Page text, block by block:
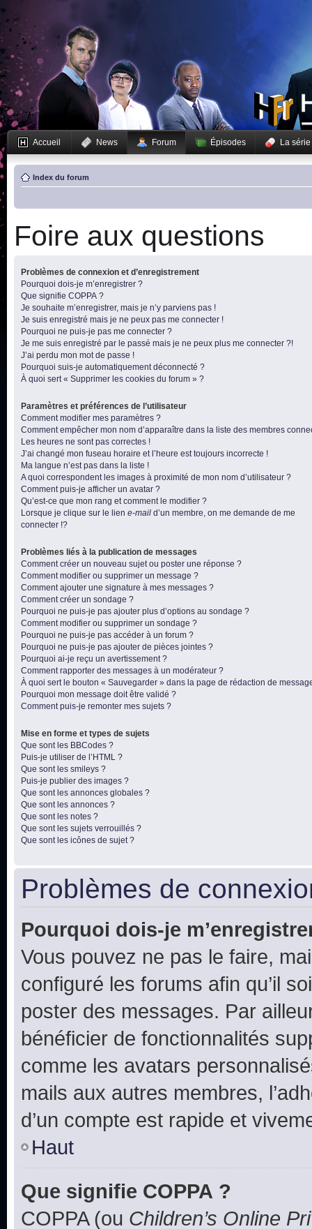
Accueil News Forum Épisodes La série
Index du forum
Foire aux questions
Problèmes de connexion et d’enregistrement
Pourquoi dois-je m’enregistrer ?
Que signifie COPPA ?
Je souhaite m’enregistrer, mais je n’y parviens pas !
Je suis enregistré mais je ne peux pas me connecter !
Pourquoi ne puis-je pas me connecter ?
Je me suis enregistré par le passé mais je ne peux plus me connecter ?!
J’ai perdu mon mot de passe !
Pourquoi suis-je automatiquement déconnecté ?
À quoi sert « Supprimer les cookies du forum » ?
Paramètres et préférences de l’utilisateur
Comment modifier mes paramètres ?
Comment empêcher mon nom d’apparaître dans la liste des membres
Les heures ne sont pas correctes !
J’ai changé mon fuseau horaire et l’heure est toujours incorrecte !
Ma langue n’est pas dans la liste !
A quoi correspondent les images à proximité de mon nom d’utilisateur ?
Comment puis-je afficher un avatar ?
Qu’est-ce que mon rang et comment le modifier ?
Lorsque je clique sur le lien e-mail d’un membre, on me demande de me
connecter !?
Problèmes liés à la publication de messages
Comment créer un nouveau sujet ou poster une réponse ?
Comment modifier ou supprimer un message ?
Comment ajouter une signature à mes messages ?
Comment créer un sondage ?
Pourquoi ne puis-je pas ajouter plus d’options au sondage ?
Comment modifier ou supprimer un sondage ?
Pourquoi ne puis-je pas accéder à un forum ?
Pourquoi ne puis-je pas ajouter de pièces jointes ?
Pourquoi ai-je reçu un avertissement ?
Comment rapporter des messages à un modérateur ?
À quoi sert le bouton « Sauvegarder » dans la page de rédaction de
Pourquoi mon message doit être validé ?
Comment puis-je remonter mes sujets ?
Mise en forme et types de sujets
Que sont les BBCodes ?
Puis-je utiliser de l’HTML ?
Que sont les smileys ?
Puis-je publier des images ?
Que sont les annonces globales ?
Que sont les annonces ?
Que sont les notes ?
Que sont les sujets verrouillés ?
Que sont les icônes de sujet ?
Problèmes de
Pourquoi dois-je
Vous pouvez ne pas le faire,
configuré les forums afin qu’il
poster des messages. Par
bénéficier de fonctionnalités
comme les avatars
mails aux autres membres,
d’un compte est rapide et
Haut
Que signifie COPPA ?
COPPA (ou Children’s Online